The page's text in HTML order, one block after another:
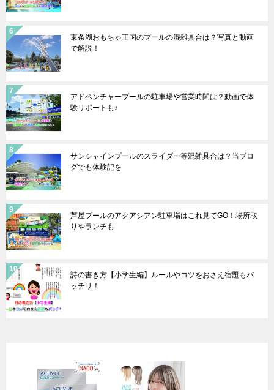
東条湖おもちゃ王国のプールの混雑具合は？写真と動画
で解説！
アドベンチャープールの駐車場や営業時間は？動画で体
験リポートも♪
サンシャインプールのスライダー等混雑具合は？当ブロ
グでも体験記を
芦屋プールのアクアシアン駐車場はこれ見てGO！場所取
りやランチも
詩の書き方【小学生編】ルールやコツをおさえ宿題もバ
ッチリ！